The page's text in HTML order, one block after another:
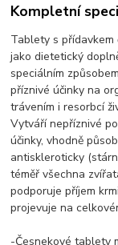
Kompletní
Tablety s přídavkem
jako dietetický
speciálním
příznivé účinky na
trávením i resorbcí
Vytváří nepříznivé
účinky, vhodně
antiskleroticky
téměř všechna
podporuje příjem
projevuje na
-Česnekové tablety